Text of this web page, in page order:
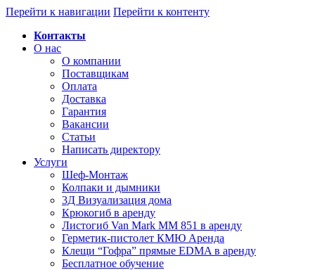
Перейти к навигации Перейти к контенту
Контакты
О нас
О компании
Поставщикам
Оплата
Доставка
Гарантия
Вакансии
Статьи
Написать директору
Услуги
Шеф-Монтаж
Колпаки и дымники
3Д Визуализация дома
Крюкогиб в аренду
Листогиб Van Mark MM 851 в аренду
Герметик-пистолет КМЮ Аренда
Клещи “Гофра” прямые EDMA в аренду
Бесплатное обучение